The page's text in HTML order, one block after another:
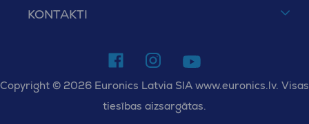
KONTAKTI
Copyright © 2026 Euronics Latvia SIA www.euronics.lv. Visas
tiesības aizsargātas.